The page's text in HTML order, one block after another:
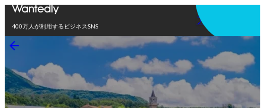
400万人が利用するビジネスSNS
アプリを使う